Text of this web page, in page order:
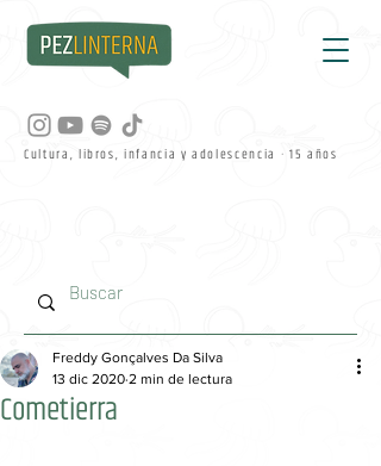
Cultura, libros, infancia y adolescencia · 15 años
Cometierra
Freddy Gonçalves Da Silva
13 dic 2020 2 min de lectura